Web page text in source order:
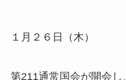
１月２６日（木）
第211通常国会が開会